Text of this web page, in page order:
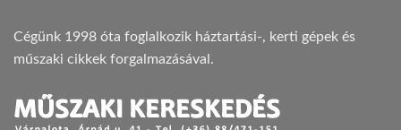
Cégünk 1998 óta foglalkozik háztartási-, kerti gépek és
műszaki cikkek forgalmazásával.